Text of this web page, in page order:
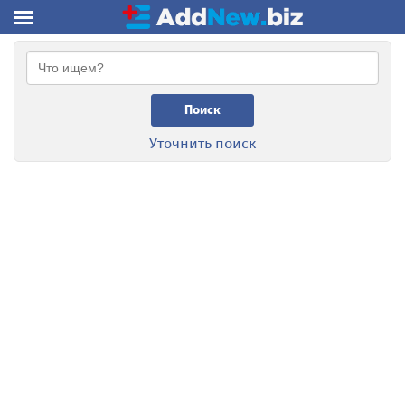
Поиск
Уточнить поиск